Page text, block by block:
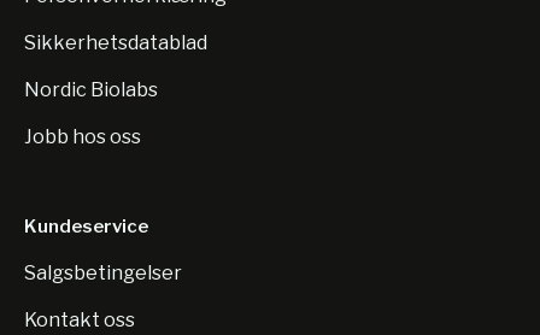
Sikkerhetsdatablad
Nordic Biolabs
Jobb hos oss
Kundeservice
Salgsbetingelser
Kontakt oss